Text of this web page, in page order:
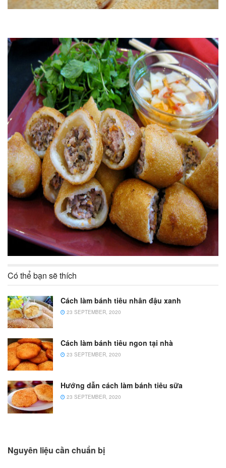
Có thể bạn sẽ thích
Cách làm bánh tiêu nhân đậu xanh
23 SEPTEMBER, 2020
Cách làm bánh tiêu ngon tại nhà
23 SEPTEMBER, 2020
Hướng dẫn cách làm bánh tiêu sữa
23 SEPTEMBER, 2020
Nguyên liệu cần chuẩn bị